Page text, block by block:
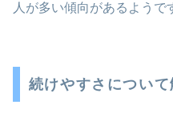
人が多い傾向があるようで
続けやすさについ